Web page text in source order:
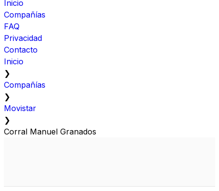
Inicio
Compañías
FAQ
Privacidad
Contacto
Inicio
❯
Compañías
❯
Movistar
❯
Corral Manuel Granados